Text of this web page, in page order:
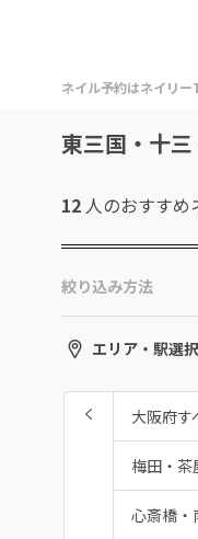
ネイル予約はネイリ
東三国・十
12 人のおすすめ
絞り込み方法
エリア・駅選択
大阪府す
梅田・茶
心斎橋・